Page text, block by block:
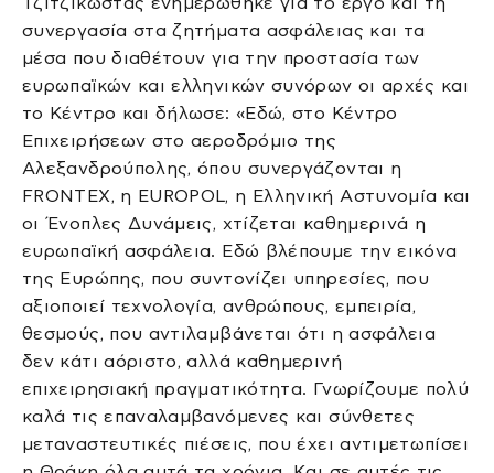
συνεργασία στα ζητήματα ασφάλειας και τα
μέσα που διαθέτουν για την προστασία των
ευρωπαϊκών και ελληνικών συνόρων οι αρχές και
το Κέντρο και δήλωσε: «Εδώ, στο Κέντρο
Επιχειρήσεων στο αεροδρόμιο της
Αλεξανδρούπολης, όπου συνεργάζονται η
FRONTEX, η EUROPOL, η Ελληνική Αστυνομία και
οι Ένοπλες Δυνάμεις, χτίζεται καθημερινά η
ευρωπαϊκή ασφάλεια. Εδώ βλέπουμε την εικόνα
της Ευρώπης, που συντονίζει υπηρεσίες, που
αξιοποιεί τεχνολογία, ανθρώπους, εμπειρία,
θεσμούς, που αντιλαμβάνεται ότι η ασφάλεια
δεν κάτι αόριστο, αλλά καθημερινή
επιχειρησιακή πραγματικότητα. Γνωρίζουμε πολύ
καλά τις επαναλαμβανόμενες και σύνθετες
μεταναστευτικές πιέσεις, που έχει αντιμετωπίσει